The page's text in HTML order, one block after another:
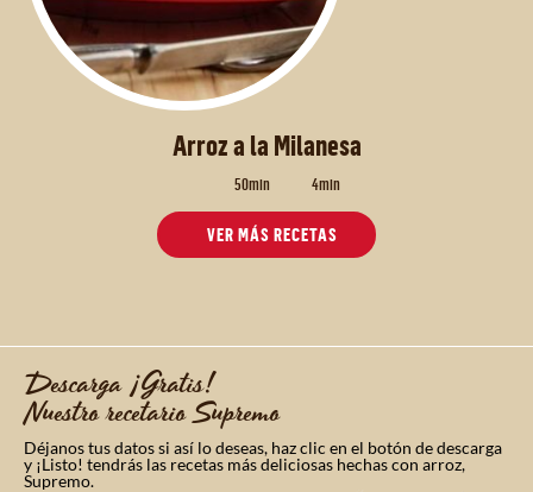
Arroz a la Milanesa
50min 4min
VER MÁS RECETAS
Descarga ¡Gratis!
Nuestro recetario Supremo
Déjanos tus datos si así lo deseas, haz clic en el botón de descarga
y ¡Listo! tendrás las recetas más deliciosas hechas con arroz,
Supremo.